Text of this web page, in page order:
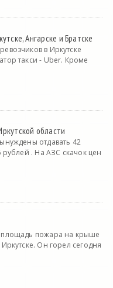
Ангарске и Братске
в Иркутске
такси - Uber. Кроме
области
отдавать 42
. На АЗС скачок цен
площадь пожара на крыше
Он горел сегодня